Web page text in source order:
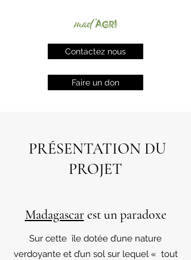
Contactez nous
Faire un don
PRÉSENTATION DU
PROJET
Madagascarest un paradoxe
Sur cette île dotée d’une nature
verdoyante et d’un sol sur lequel « tout